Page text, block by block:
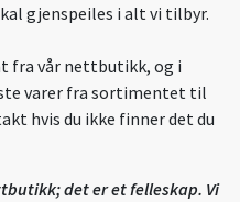
gjenspeiles i alt vi tilbyr.
fra vår nettbutikk, og i
varer fra sortimentet til
hvis du ikke finner det du
det er et felleskap. Vi